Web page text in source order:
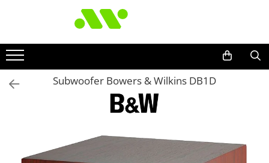
Subwoofer Bowers & Wilkins DB1D